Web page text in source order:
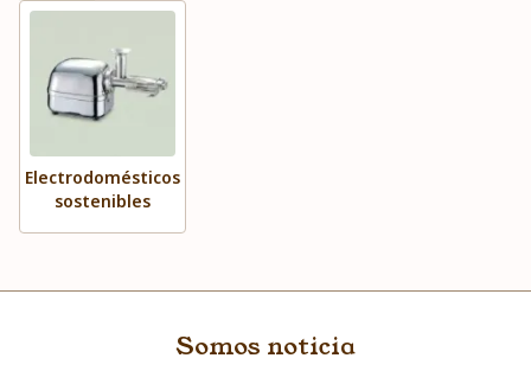
Electrodomésticos
sostenibles
Somos noticia